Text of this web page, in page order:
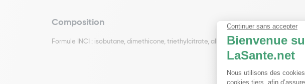
Composition
Formule INCI : isobutane, dimethicone, triethylcitrate, allantoin, dimethiconol,